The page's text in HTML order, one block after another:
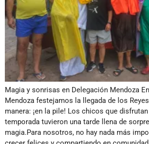
Magia y sonrisas en Delegación Mendoza
Mendoza festejamos la llegada de los
manera: ¡en la pile! Los chicos que
temporada tuvieron una tarde llena de
magia.Para nosotros, no hay nada más